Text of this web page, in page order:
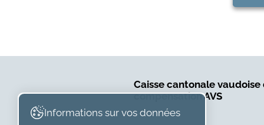
Caisse cantonale vaudoise
compensation AVS
Informations sur vos données